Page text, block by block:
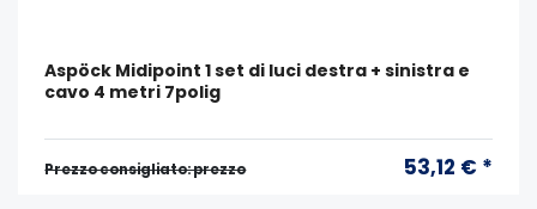
Aspöck Midipoint 1 set di luci destra + sinistra e
cavo 4 metri 7polig
Prezzo consigliato: prezzo 53,12 € *